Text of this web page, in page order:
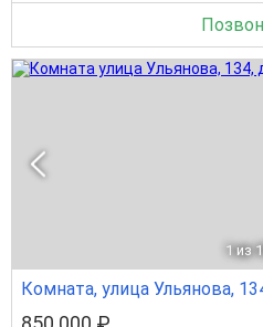
1 из
Комната, улица Ульянова,